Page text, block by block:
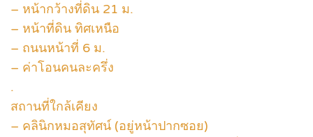
– หน้ากว้างที่ดิน 21 ม.
– หน้าที่ดิน ทิศเหนือ
– ถนนหน้าที่ 6 ม.
– ค่าโอนคนละครึ่ง
.
สถานที่ใกล้เคียง
– คลินิกหมอสุทัศน์ (อยู่หน้าปากซอย)